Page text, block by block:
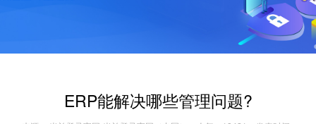
ERP能解决哪些管理问题?